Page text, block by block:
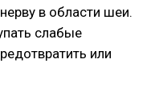
в области шеи.
слабые
или